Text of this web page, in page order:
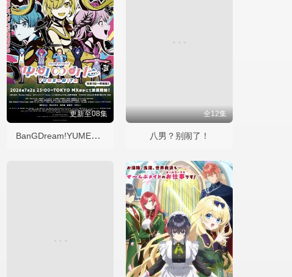
更新至08集
BanGDream!YUME∞MITA
全12集
八男？别闹了！